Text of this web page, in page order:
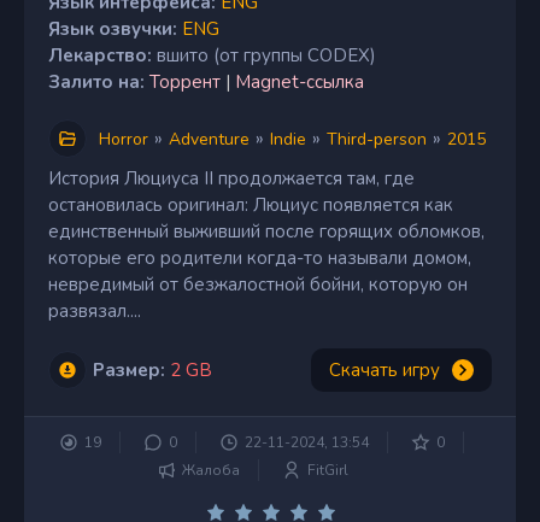
Язык озвучки: ENG
Лекарство: вшито (от группы CODEX)
Залито на: Торрент | Magnet-ссылка
Horror » Adventure » Indie » Third-person » 2015
История Люциуса II продолжается там, где
остановилась оригинал: Люциус появляется как
единственный выживший после горящих обломков,
которые его родители когда-то называли домом,
невредимый от безжалостной бойни, которую он
развязал....
Размер: 2 GB Скачать игру
19 0 22-11-2024, 13:54
0
Жалоба
FitGirl